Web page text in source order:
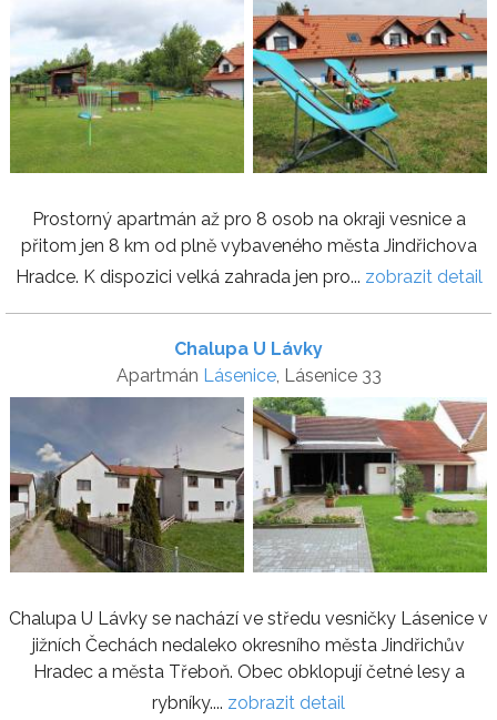
Prostorný apartmán až pro 8 osob na okraji vesnice a
přitom jen 8 km od plně vybaveného města Jindřichova
Hradce. K dispozici velká zahrada jen pro... zobrazit detail
Chalupa U Lávky
Apartmán Lásenice, Lásenice 33
Chalupa U Lávky se nachází ve středu vesničky Lásenice v
jižních Čechách nedaleko okresního města Jindřichův
Hradec a města Třeboň. Obec obklopují četné lesy a
rybníky.... zobrazit detail